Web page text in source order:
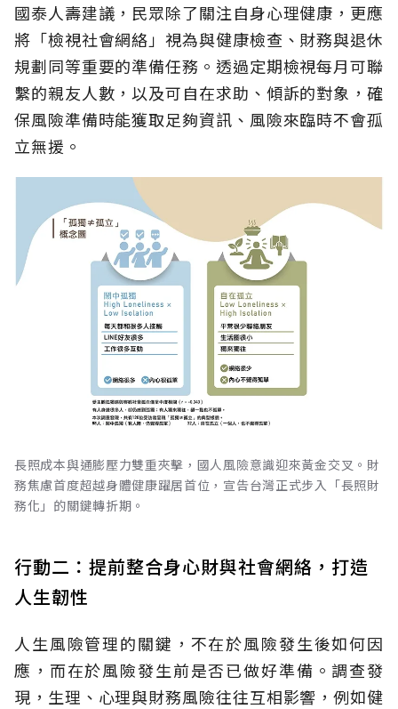
國泰人壽建議，民眾除了關注自身心理健康，更應
將「檢視社會網絡」視為與健康檢查、財務與退休
規劃同等重要的準備任務。透過定期檢視每月可聯
繫的親友人數，以及可自在求助、傾訴的對象，確
保風險準備時能獲取足夠資訊、風險來臨時不會孤
立無援。
長照成本與通膨壓力雙重夾擊，國人風險意識迎來黃金交叉。財
務焦慮首度超越身體健康躍居首位，宣告台灣正式步入「長照財
務化」的關鍵轉折期。
行動二：提前整合身心財與社會網絡，打造
人生韌性
人生風險管理的關鍵，不在於風險發生後如何因
應，而在於風險發生前是否已做好準備。調查發
現，生理、心理與財務風險往往互相影響，例如健